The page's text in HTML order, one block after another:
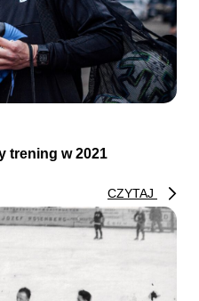
trening w 2021
CZYTAJ